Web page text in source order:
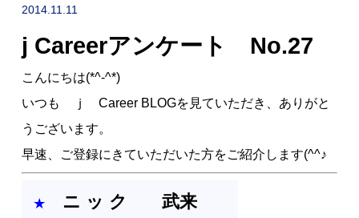
採用情報
2014.11.11
j Careerアンケート No.27
こんにちは(*^-^*)
いつも ｊ Career BLOGを見ていただき、ありがと
うございます。
早速、ご登録にきていただいた方をご紹介します(^^♪
★ ニ ッ ク
武来